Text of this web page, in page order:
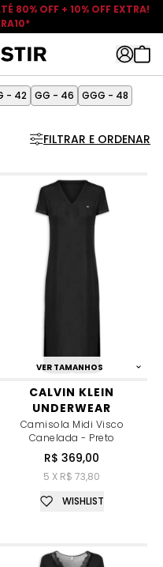
80% OFF + 10% OFF EXTRA!
- 42 GG - 46 GGG - 48
FILTRAR E ORDENAR
VER TAMANHOS
CALVIN KLEIN
UNDERWEAR
Camisola Midi Visco
Canelada - Preto
R$ 369,00
5 X R$ 73,80
WISHLIST